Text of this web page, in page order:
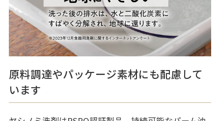
原料調達やパッケージ素材にも配慮して
います